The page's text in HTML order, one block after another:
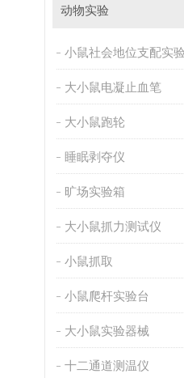
动物实验
小鼠社会地位支配实验
大小鼠电凝止血笔
大小鼠跑轮
睡眠剥夺仪
旷场实验箱
大小鼠抓力测试仪
小鼠抓取
小鼠爬杆实验台
大小鼠实验器械
十二通道测温仪